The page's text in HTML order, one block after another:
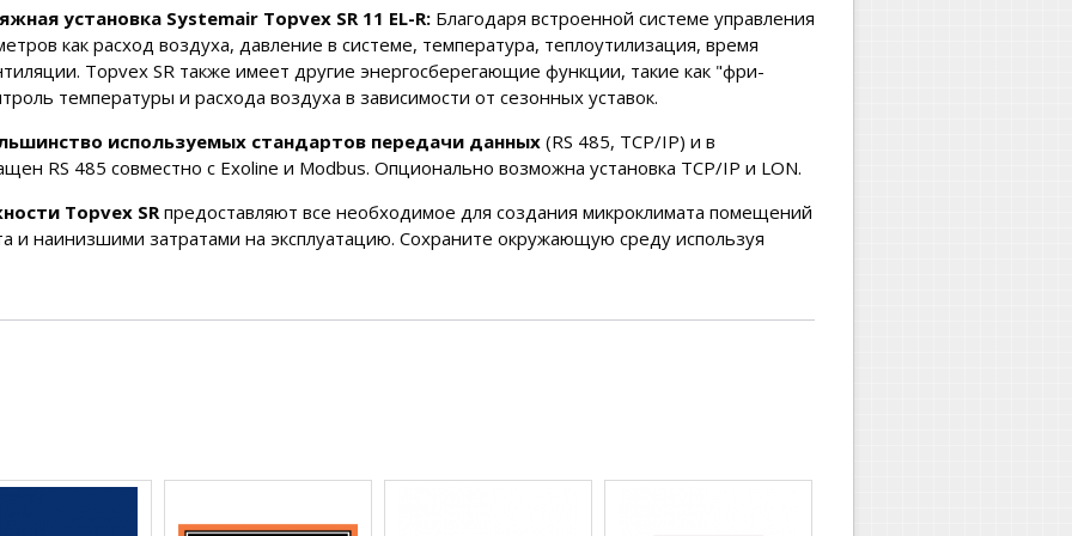
установка Systemair Topvex SR 11 EL-R: Благодаря встроенной системе управления
как расход воздуха, давление в системе, температура, теплоутилизация, время
Topvex SR также имеет другие энергосберегающие функции, такие как "фри-
температуры и расхода воздуха в зависимости от сезонных уставок.
используемых стандартов передачи данных (RS 485, TCP/IP) и в
RS 485 совместно с Exoline и Modbus. Опционально возможна установка TCP/IP и LON.
Topvex SRпредоставляют все необходимое для создания микроклимата помещений
и наинизшими затратами на эксплуатацию. Сохраните окружающую среду используя